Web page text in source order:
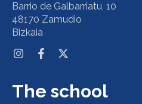
Barrio de Galbarriatu, 10
48170 Zamudio
Bizkaia
The school